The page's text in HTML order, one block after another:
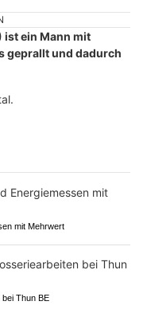
ein Mann mit
geprallt und dadurch
mit Mehrwert
Thun BE